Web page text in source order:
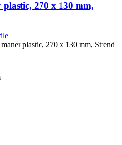
270 x 130 mm,
plastic, 270 x 130 mm, Strend